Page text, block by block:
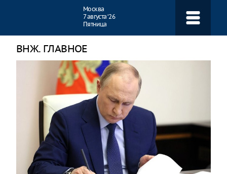
Москва
7 августа ‘26
Пятница
ВНЖ. ГЛАВНОЕ